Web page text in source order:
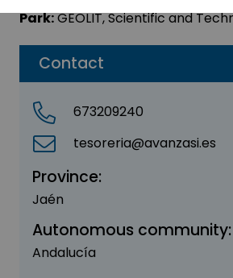
Contact
673209240
tesoreria@avanzasi.es
Province:
Jaén
Autonomous community:
Andalucía
Park:GEOLIT, Scientific and